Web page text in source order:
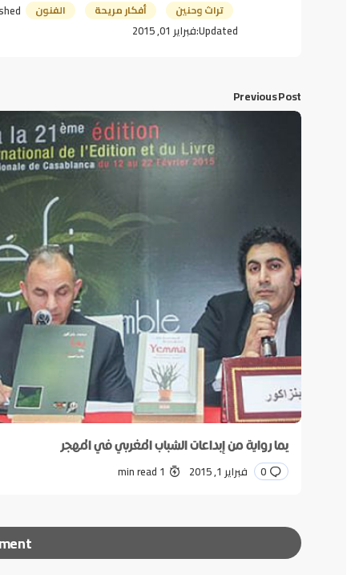
تراث وحنين أفكار مريحة الفنون
Updated:فبراير 01, 2015
Previous Post
يما رواية من إبداعات الشباب المغربي في المهجر
0 فبراير 1, 2015 1 min read